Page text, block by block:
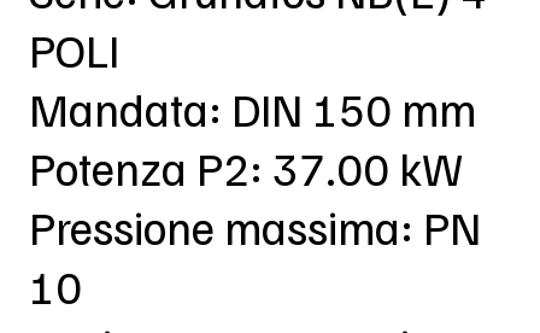
POLI
Mandata: DIN 150 mm
Potenza P2: 37.00 kW
Pressione massima: PN
10